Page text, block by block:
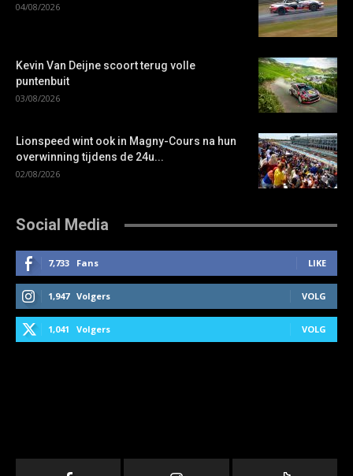
04/08/2026
Kevin Van Deijne scoort terug volle
puntenbuit
03/08/2026
Lionspeed wint ook in Magny-Cours na hun
overwinning tijdens de 24u...
02/08/2026
Social Media
7,733 Fans LIKE
1,947 Volgers VOLG
1,041 Volgers VOLG